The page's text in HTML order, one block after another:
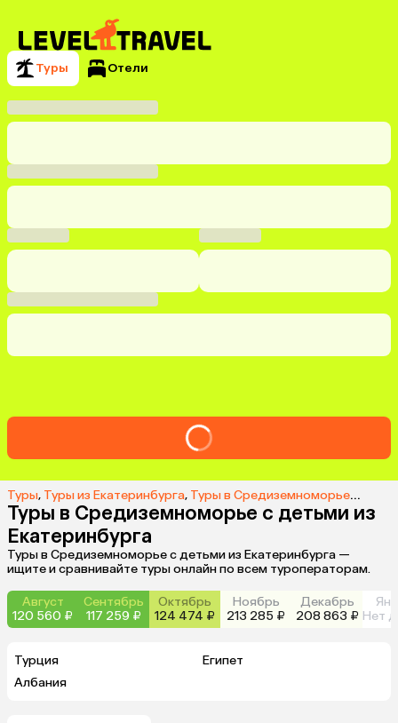
Туры Отели
Туры, Туры из Екатеринбурга, Туры в Средиземноморье из Екатеринбурга
Туры в Средиземноморье с детьми из
Екатеринбурга
Туры в Средиземноморье с детьми из Екатеринбурга —
ищите и сравнивайте туры онлайн по всем туроператорам.
Август
120 560 ₽
Сентябрь
117 259 ₽
Октябрь
124 474 ₽
Ноябрь
213 285 ₽
Декабрь
208 863 ₽ Нет
Турция
Египет
Албания